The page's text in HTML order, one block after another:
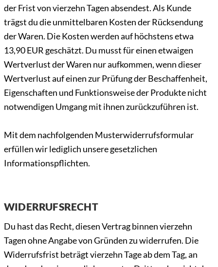
der Frist von vierzehn Tagen absendest. Als Kunde
trägst du die unmittelbaren Kosten der Rücksendung
der Waren. Die Kosten werden auf höchstens etwa
13,90 EUR geschätzt. Du musst für einen etwaigen
Wertverlust der Waren nur aufkommen, wenn dieser
Wertverlust auf einen zur Prüfung der Beschaffenheit,
Eigenschaften und Funktionsweise der Produkte nicht
notwendigen Umgang mit ihnen zurückzuführen ist.
Mit dem nachfolgenden Musterwiderrufsformular
erfüllen wir lediglich unsere gesetzlichen
Informationspflichten.
WIDERRUFSRECHT
Du hast das Recht, diesen Vertrag binnen vierzehn
Tagen ohne Angabe von Gründen zu widerrufen. Die
Widerrufsfrist beträgt vierzehn Tage ab dem Tag, an